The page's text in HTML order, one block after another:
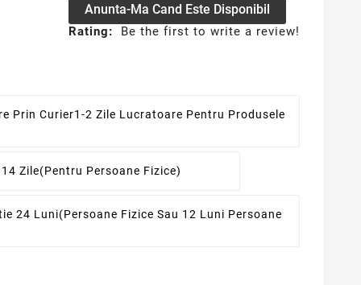
Anunta-Ma Cand Este Disponibil
Rating: Be the first to write a review!
Prin Curier1-2 Zile Lucratoare Pentru Produsele
Zile(pentru Persoane Fizice)
24 Luni(persoane Fizice Sau 12 Luni Persoane